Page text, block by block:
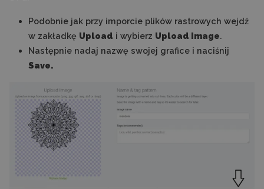
Podobnie jak przy imporcie plików rastrowych wejdź
w zakładkę Upload i wybierz Upload Image.
Następnie nadaj nazwę swojej grafice i naciśnij
Save.